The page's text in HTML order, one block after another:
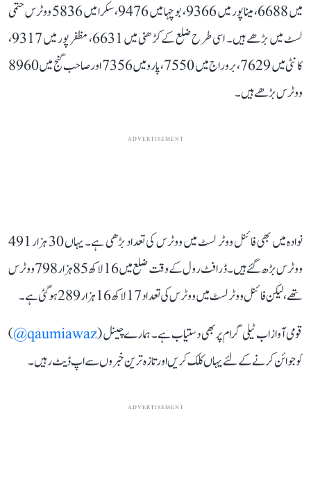
میں 6688، میناپور میں 9366، بوچہا میں 9476، سکرا میں 5836 ووٹرس حتمی
لسٹ میں بڑھے ہیں۔ اسی طرح ضلع کے کڑھنی میں 6631، مظفر پور میں 9317،
کانٹی میں 7629، بروراج میں 7550، پارو میں 7356 اور صاحب گنج میں 8960
ووٹرس بڑھے ہیں۔
ADVERTISEMENT
نوادہ میں بھی فائنل ووٹر لسٹ میں ووٹرس کی تعداد بڑھی ہے۔ یہاں 30 ہزار 491
ووٹرس بڑھ گئے ہیں۔ ڈرافٹ رول کے وقت ضلع میں 16 لاکھ 85 ہزار 798 ووٹرس
تھے، لیکن فائنل ووٹر لسٹ میں ووٹرس کی تعداد 17 لاکھ 16 ہزار 289 ہو گئی ہے۔
قومی آواز اب ٹیلی گرام پر بھی دستیاب ہے۔ ہمارے چینل (qaumiawaz@
)
کو جوائن کرنے کے لئے یہاں کلک کریں اور تازہ ترین خبروں سے اپ ڈیٹ رہیں۔
ADVERTISEMENT